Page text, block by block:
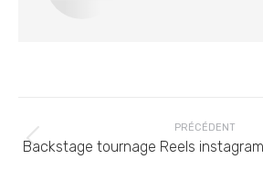
article
PRÉCÉDENT
Article
Backstage tournage Reels